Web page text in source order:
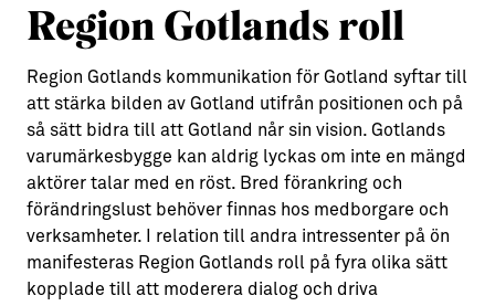
Region Gotlands roll
Region Gotlands kommunikation för Gotland syftar till
att stärka bilden av Gotland utifrån positionen och på
så sätt bidra till att Gotland når sin vision. Gotlands
varumärkesbygge kan aldrig lyckas om inte en mängd
aktörer talar med en röst. Bred förankring och
förändringslust behöver finnas hos medborgare och
verksamheter. I relation till andra intressenter på ön
manifesteras Region Gotlands roll på fyra olika sätt
kopplade till att moderera dialog och driva